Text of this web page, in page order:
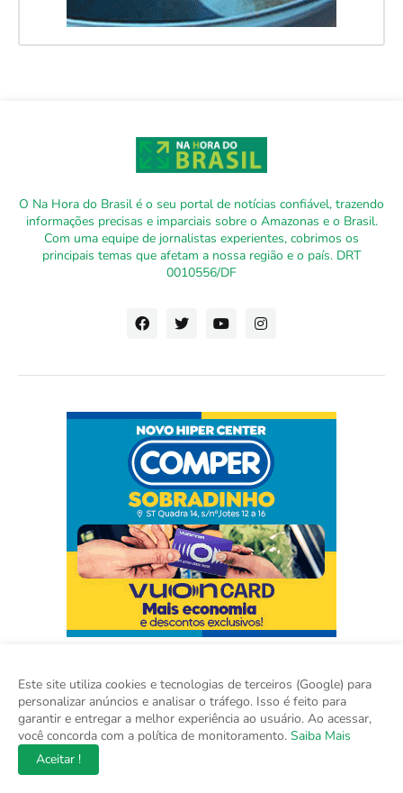
O Na Hora do Brasil é o seu portal de notícias confiável, trazendo
informações precisas e imparciais sobre o Amazonas e o Brasil.
Com uma equipe de jornalistas experientes, cobrimos os
principais temas que afetam a nossa região e o país. DRT
0010556/DF
Este site utiliza cookies e tecnologias de terceiros (Google) para
personalizar anúncios e analisar o tráfego. Isso é feito para
garantir e entregar a melhor experiência ao usuário. Ao acessar,
você concorda com a política de monitoramento. Saiba Mais
Aceitar !